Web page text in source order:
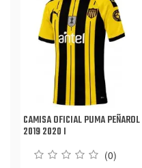
CAMISA OFICIAL PUMA PEÑAROL
2019 2020 I
(0)